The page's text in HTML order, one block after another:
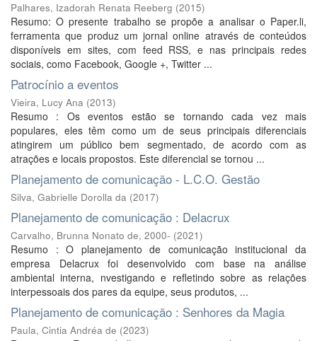
Palhares, Izadorah Renata Reeberg (2015)
Resumo: O presente trabalho se propõe a analisar o Paper.li,
ferramenta que produz um jornal online através de conteúdos
disponíveis em sites, com feed RSS, e nas principais redes
sociais, como Facebook, Google +, Twitter ...
Patrocínio a eventos
Vieira, Lucy Ana (2013)
Resumo : Os eventos estão se tornando cada vez mais
populares, eles têm como um de seus principais diferenciais
atingirem um público bem segmentado, de acordo com as
atrações e locais propostos. Este diferencial se tornou ...
Planejamento de comunicação - L.C.O. Gestão
Silva, Gabrielle Dorolla da (2017)
Planejamento de comunicação : Delacrux
Carvalho, Brunna Nonato de, 2000- (2021)
Resumo : O planejamento de comunicação institucional da
empresa Delacrux foi desenvolvido com base na análise
ambiental interna, nvestigando e refletindo sobre as relações
interpessoais dos pares da equipe, seus produtos, ...
Planejamento de comunicação : Senhores da Magia
Paula, Cintia Andréa de (2023)